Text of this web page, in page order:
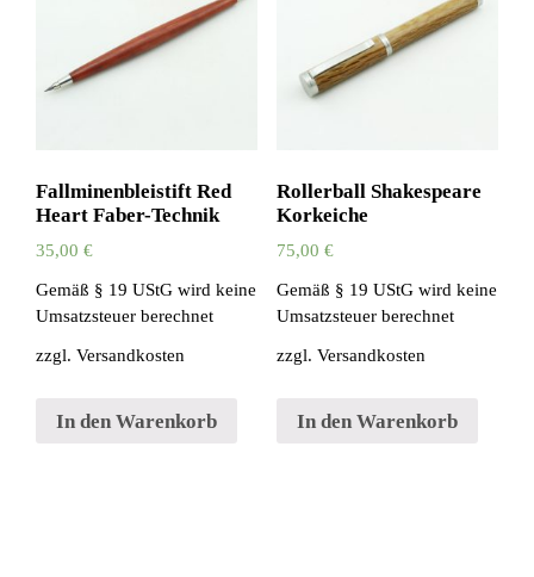
Fallminenbleistift Red
Heart Faber-Technik
35,00 €
Gemäß § 19 UStG wird keine
Umsatzsteuer berechnet
zzgl. Versandkosten
In den Warenkorb
Rollerball Shakespeare
Korkeiche
75,00 €
Gemäß § 19 UStG wird keine
Umsatzsteuer berechnet
zzgl. Versandkosten
In den Warenkorb